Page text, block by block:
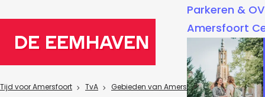
e
Parkeren & OV
Amersfoort
De Eemhaven
Tijd voor Amersfoort TvA Gebieden van Amersfoort Eemhaven